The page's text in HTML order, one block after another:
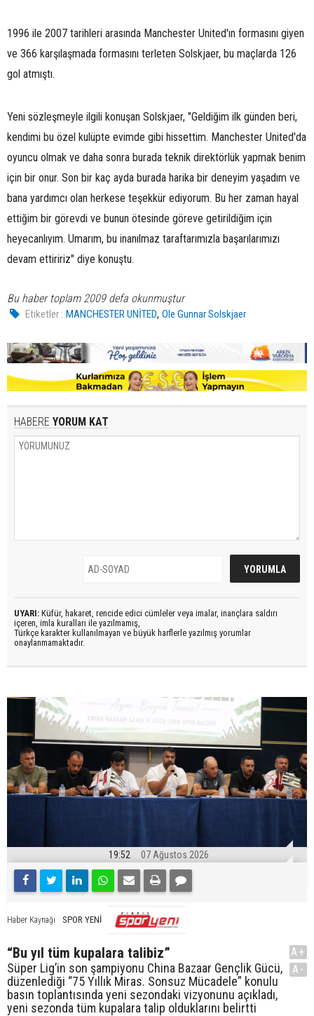
1996 ile 2007 tarihleri arasında Manchester United'ın formasını giyen
ve 366 karşılaşmada formasını terleten Solskjaer, bu maçlarda 126
gol atmıştı.
Yeni sözleşmeyle ilgili konuşan Solskjaer, "Geldiğim ilk günden beri,
kendimi bu özel kulüpte evimde gibi hissettim. Manchester United'da
oyuncu olmak ve daha sonra burada teknik direktörlük yapmak benim
için bir onur. Son bir kaç ayda burada harika bir deneyim yaşadım ve
bana yardımcı olan herkese teşekkür ediyorum. Bu her zaman hayal
ettiğim bir görevdi ve bunun ötesinde göreve getirildiğim için
heyecanlıyım. Umarım, bu inanılmaz taraftarımızla başarılarımızı
devam ettiririz" diye konuştu.
Bu haber toplam 2009 defa okunmuştur
Etiketler : MANCHESTER UNİTED,Ole Gunnar Solskjaer
HABERE YORUM KAT
UYARI: Küfür, hakaret, rencide edici cümleler veya imalar, inançlara saldırı
içeren, imla kuralları ile yazılmamış,
Türkçe karakter kullanılmayan ve büyük harflerle yazılmış yorumlar
onaylanmamaktadır.
19:52 07 Ağustos 2026
Haber Kaynağı SPOR YENİ
“Bu yıl tüm kupalara talibiz”
Süper Lig’in son şampiyonu China Bazaar Gençlik Gücü,
düzenlediği “75 Yıllık Miras. Sonsuz Mücadele” konulu
basın toplantısında yeni sezondaki vizyonunu açıkladı,
yeni sezonda tüm kupalara talip olduklarını belirtti
A+
A-